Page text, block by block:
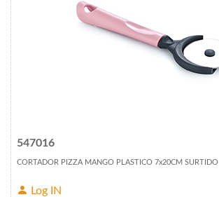
547016
CORTADOR PIZZA MANGO PLASTICO 7x20CM SURTIDO
Log IN